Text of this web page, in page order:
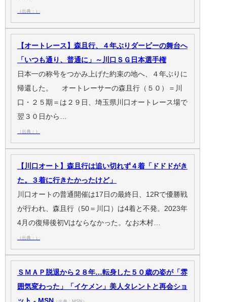
（出典：）
【オートレース】森且行、４年ぶりダービーの舞台へ
「いつも通り、普通に」～川口ＳＧ日本選手権
日本一の称号をつかみ上げた約束の地へ、４年ぶりに
帰還した。 オートレーサーの森且行（５０）＝川
口・２５期＝は２９日、埼玉県川口オートレース場で
翌３０日から…
（出典：）
【川口オート】森且行は追い切れず４着「ドドドがき
た。３着に行きたかったけど」
川口オートの普通開催は17日の最終日、12Rで優勝戦
が行われ、森且行（50＝川口）は4着と不発。2023年
4月の復帰後初Vはならなかった。なお木村…
（出典：）
ＳＭＡＰ脱退から２８年…転身した５０歳の姿が「雰
囲気変わった」「イケメン」美人タレントと再会ショ
ット - MSN